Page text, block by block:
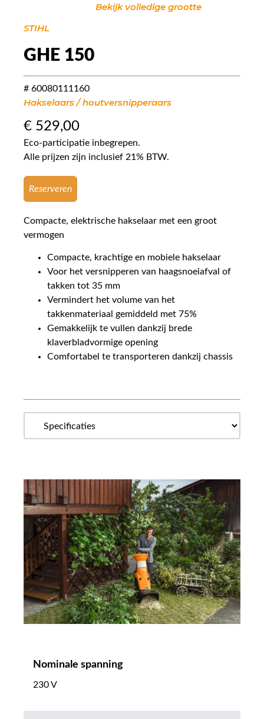
Bekijk volledige grootte
STIHL
GHE 150
# 60080111160
Hakselaars / houtversnipperaars
€ 529,00
Eco-participatie inbegrepen.
Alle prijzen zijn inclusief 21% BTW.
Reserveren
Compacte, elektrische hakselaar met een groot
vermogen
Compacte, krachtige en mobiele hakselaar
Voor het versnipperen van haagsnoeiafval of
takken tot 35 mm
Vermindert het volume van het
takkenmateriaal gemiddeld met 75%
Gemakkelijk te vullen dankzij brede
klaverbladvormige opening
Comfortabel te transporteren dankzij chassis
Nominale spanning
230 V